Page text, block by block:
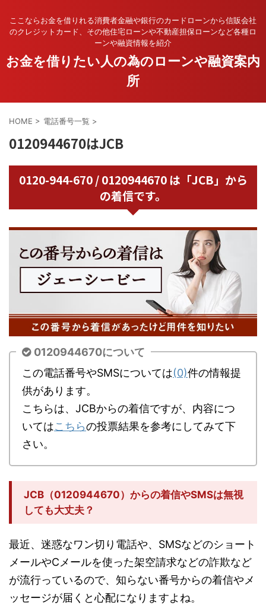
ここならお金を借りれる消費者金融や銀行のカードローンから信販会社
のクレジットカード、その他住宅ローンや不動産担保ローンなど各種ロ
ーンや融資情報を紹介
お金を借りたい人の為のローンや融資案内
所
HOME > 電話番号一覧 >
0120944670はJCB
0120-944-670 / 0120944670 は「JCB」から
の着信です。
0120944670について
この電話番号やSMSについては(0)件の情報提
供があります。
こちらは、JCBからの着信ですが、内容につ
いてはこちらの投票結果を参考にしてみて下
さい。
JCB（0120944670）からの着信やSMSは無視
しても大丈夫？
最近、迷惑なワン切り電話や、SMSなどのショート
メールやCメールを使った架空請求などの詐欺など
が流行っているので、知らない番号からの着信やメ
ッセージが届くと心配になりますよね。